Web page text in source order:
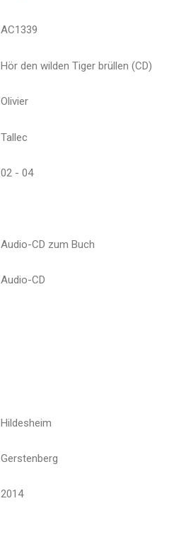
AC1339
Hör den wilden Tiger brüllen (CD)
Olivier
Tallec
02 - 04
Audio-CD zum Buch
Audio-CD
Hildesheim
Gerstenberg
2014